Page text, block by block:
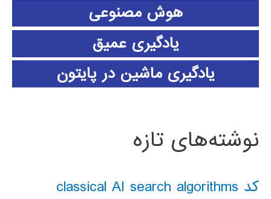
هوش مصنوعی
یادگیری عمیق
یادگیری ماشین در پایتون
نوشته‌های تازه
کد classical AI search algorithms